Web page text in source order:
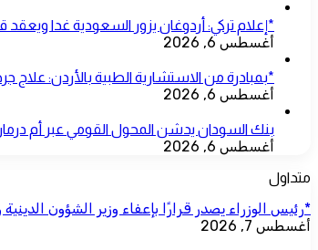
*إعلام تركي: أردوغان يزور السعودية غدا
أغسطس 6, 2026
*بمبادرة من الاستشارية الطبية بالأردن: علاج
أغسطس 6, 2026
بنك السودان يدشن المحول القومي عبر أم
أغسطس 6, 2026
متداول
*رئيس الوزراء يصدر قرارًا بإعفاء وزير الشؤون
أغسطس 7, 2026